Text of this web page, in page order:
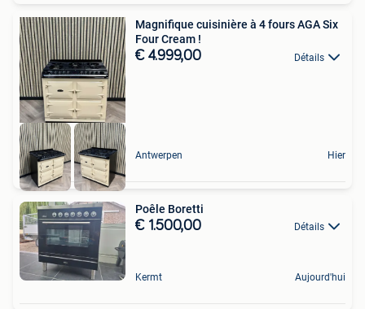
Magnifique cuisinière à 4 fours AGA Six
Four Cream !
€ 4.999,00 Détails
Antwerpen Hier
Poêle Boretti
€ 1.500,00 Détails
Kermt Aujourd'hui